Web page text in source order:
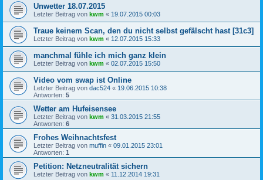
Unwetter 18.07.2015
Letzter Beitrag von kwm « 19.07.2015 00:03
Traue keinem Scan, den du nicht selbst gefälscht hast [31c3]
Letzter Beitrag von kwm « 12.07.2015 15:33
manchmal fühle ich mich ganz klein
Letzter Beitrag von kwm « 02.07.2015 15:50
Video vom swap ist Online
Letzter Beitrag von dac524 « 19.06.2015 10:38
Antworten: 5
Wetter am Hufeisensee
Letzter Beitrag von kwm « 31.03.2015 21:55
Antworten: 6
Frohes Weihnachtsfest
Letzter Beitrag von muffin « 09.01.2015 23:01
Antworten: 1
Petition: Netzneutralität sichern
Letzter Beitrag von kwm « 11.12.2014 19:31